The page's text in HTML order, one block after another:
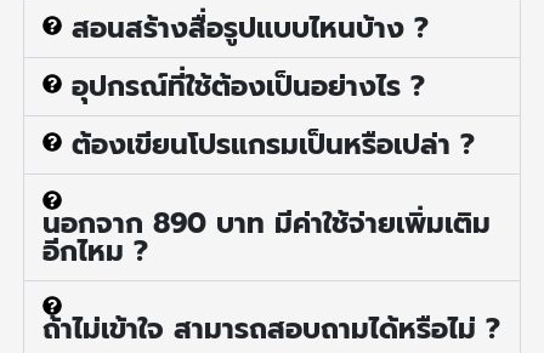
สอนสร้างสื่อรูปแบบไหนบ้าง ?
อุปกรณ์ที่ใช้ต้องเป็นอย่างไร ?
ต้องเขียนโปรแกรมเป็นหรือเปล่า ?
นอกจาก 890 บาท มีค่าใช้จ่ายเพิ่มเติม
อีกไหม ?
ถ้าไม่เข้าใจ สามารถสอบถามได้หรือไม่ ?